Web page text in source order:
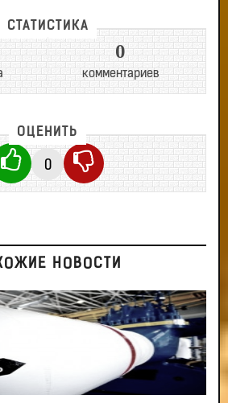
СТАТИСТИКА
0
комментариев
ОЦЕНИТЬ
0
НОВОСТИ